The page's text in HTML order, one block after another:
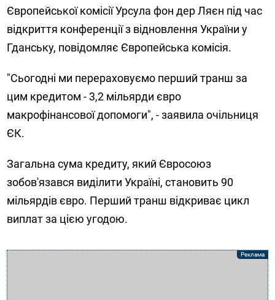
Європейської комісії Урсула фон дер Ляєн під час
відкриття конференції з відновлення України у
Гданську, повідомляє Європейська комісія.
"Сьогодні ми перераховуємо перший транш за
цим кредитом - 3,2 мільярди євро
макрофінансової допомоги", - заявила очільниця
ЄК.
Загальна сума кредиту, який Євросоюз
зобов'язався виділити Україні, становить 90
мільярдів євро. Перший транш відкриває цикл
виплат за цією угодою.